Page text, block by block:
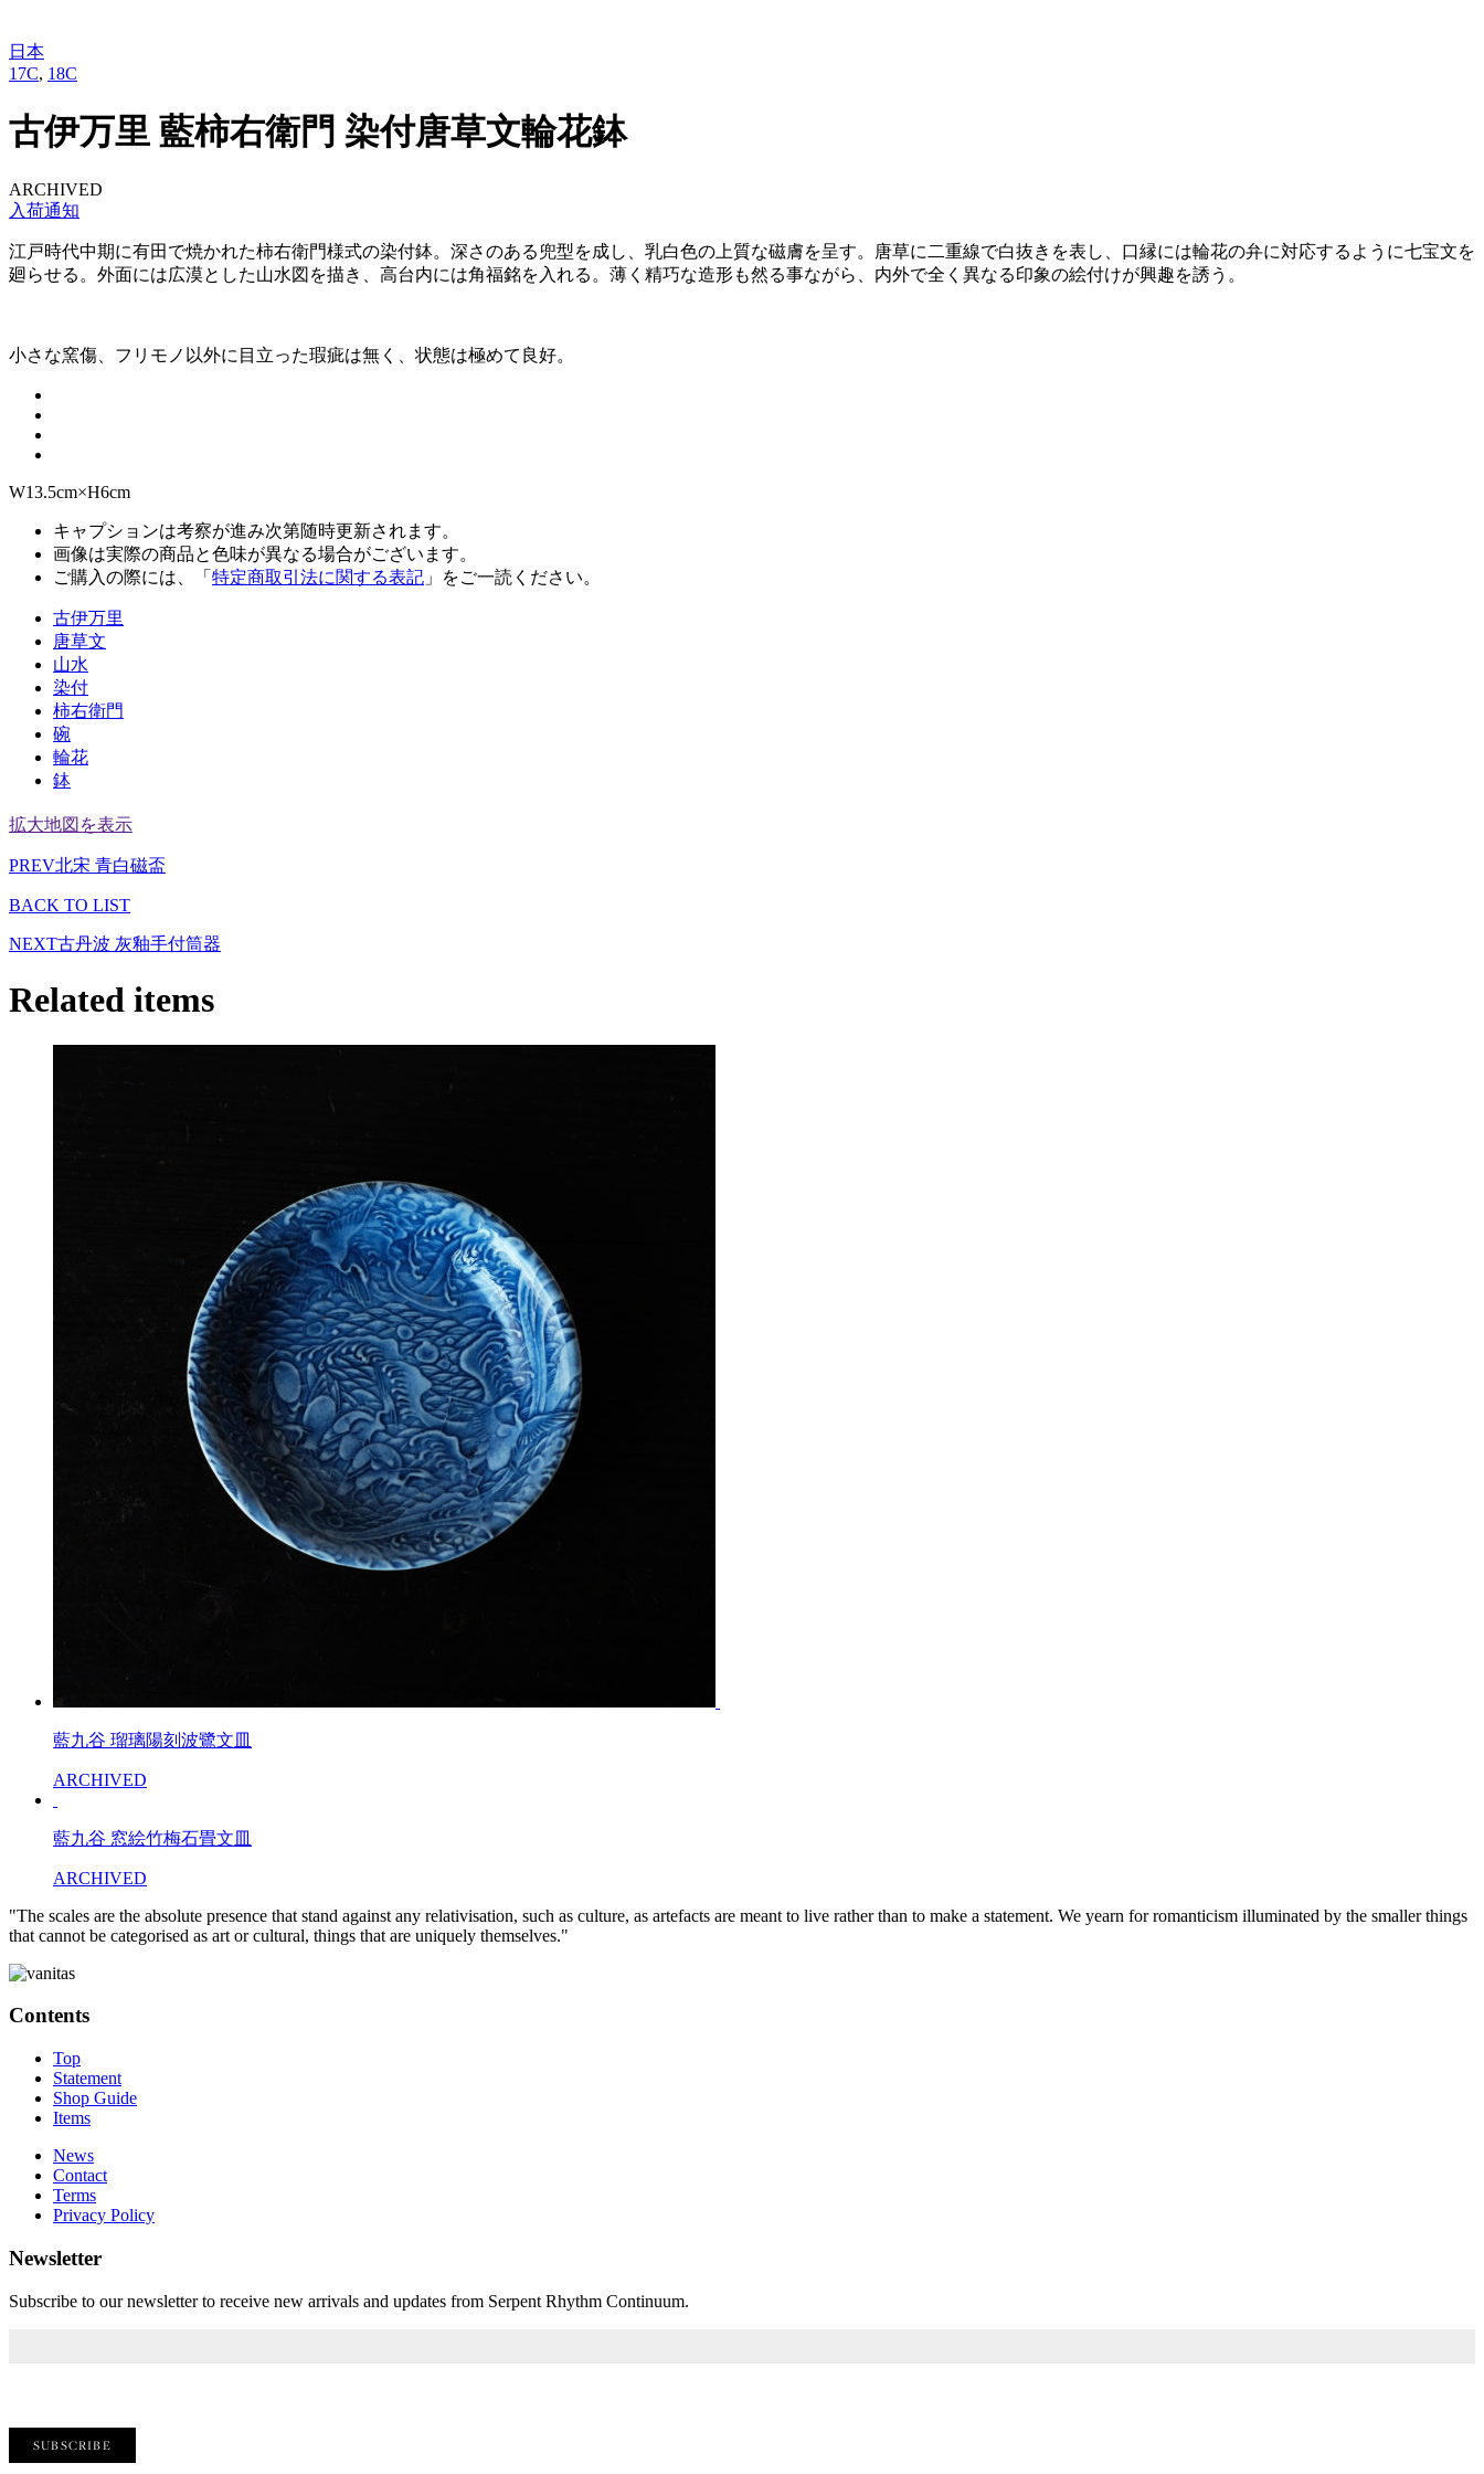
日本
17C, 18C
古伊万里 藍柿右衛門 染付唐草文輪花鉢
ARCHIVED
入荷通知
江戸時代中期に有田で焼かれた柿右衛門様式の染付鉢。深さのある兜型を成し、乳白色の上質な磁膚を呈す。唐草に二重線で白抜きを表し、口縁には輪花の弁に対応するように七宝文を
廻らせる。外面には広漠とした山水図を描き、高台内には角福銘を入れる。薄く精巧な造形も然る事ながら、内外で全く異なる印象の絵付けが興趣を誘う。
小さな窯傷、フリモノ以外に目立った瑕疵は無く、状態は極めて良好。
W13.5cm×H6cm
キャプションは考察が進み次第随時更新されます。
画像は実際の商品と色味が異なる場合がございます。
ご購入の際には、「 特定商取引法に関する表記 」をご一読ください。
古伊万里
唐草文
山水
染付
柿右衛門
碗
輪花
鉢
拡大地図を表示
PREV北宋 青白磁盃
BACK TO LIST
NEXT古丹波 灰釉手付筒器
Related items
藍九谷 瑠璃陽刻波鷺文皿
ARCHIVED
藍九谷 窓絵竹梅石畳文皿
ARCHIVED
"The scales are the absolute presence that stand against any relativisation, such as culture, as artefacts are meant to live rather than to make a statement. We yearn for romanticism illuminated by the smaller things
that cannot be categorised as art or cultural, things that are uniquely themselves."
Contents
Top
Statement
Shop Guide
Items
News
Contact
Terms
Privacy Policy
Newsletter
Subscribe to our newsletter to receive new arrivals and updates from Serpent Rhythm Continuum.